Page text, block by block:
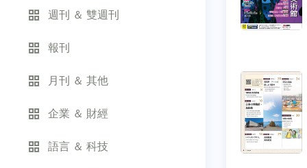
週刊 ＆ 雙週刊
報刊
月刊 ＆ 其他
企業 ＆ 財經
語言 ＆ 科技